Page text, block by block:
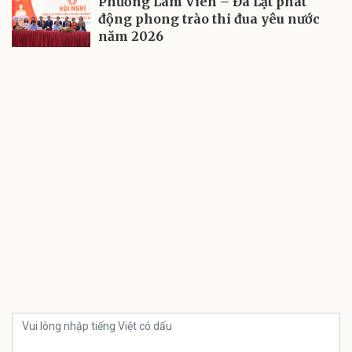
động phong trào thi đua yêu nước
năm 2026